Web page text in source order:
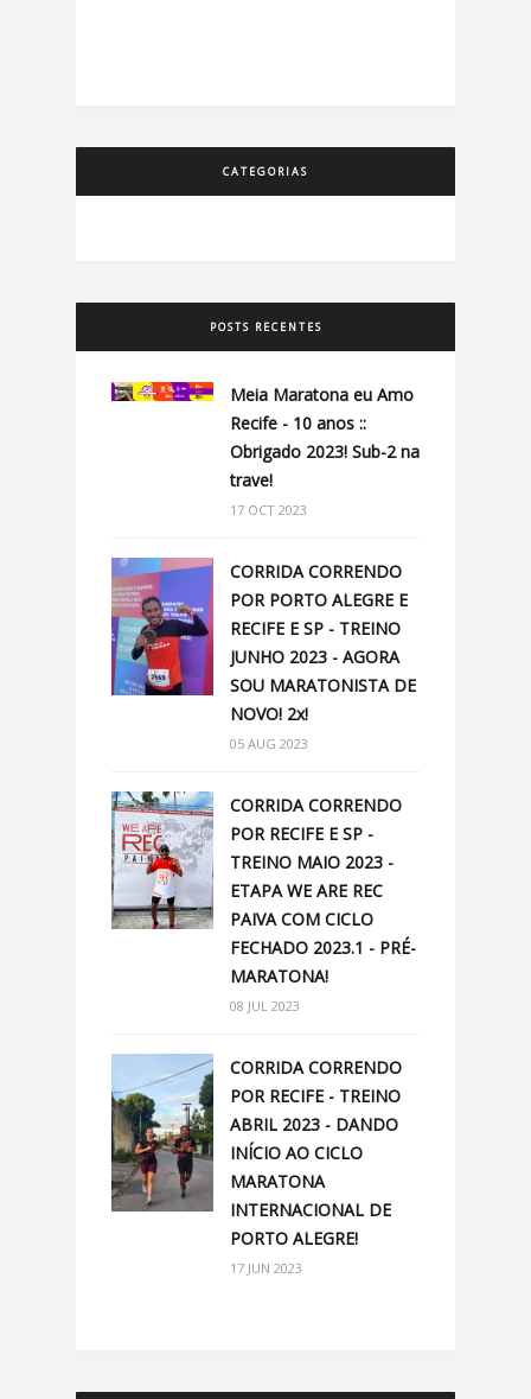
CATEGORIAS
POSTS RECENTES
Meia Maratona eu Amo
Recife - 10 anos ::
Obrigado 2023! Sub-2 na
trave!
17 OCT 2023
CORRIDA CORRENDO
POR PORTO ALEGRE E
RECIFE E SP - TREINO
JUNHO 2023 - AGORA
SOU MARATONISTA DE
NOVO! 2x!
05 AUG 2023
CORRIDA CORRENDO
POR RECIFE E SP -
TREINO MAIO 2023 -
ETAPA WE ARE REC
PAIVA COM CICLO
FECHADO 2023.1 - PRÉ-
MARATONA!
08 JUL 2023
CORRIDA CORRENDO
POR RECIFE - TREINO
ABRIL 2023 - DANDO
INÍCIO AO CICLO
MARATONA
INTERNACIONAL DE
PORTO ALEGRE!
17 JUN 2023